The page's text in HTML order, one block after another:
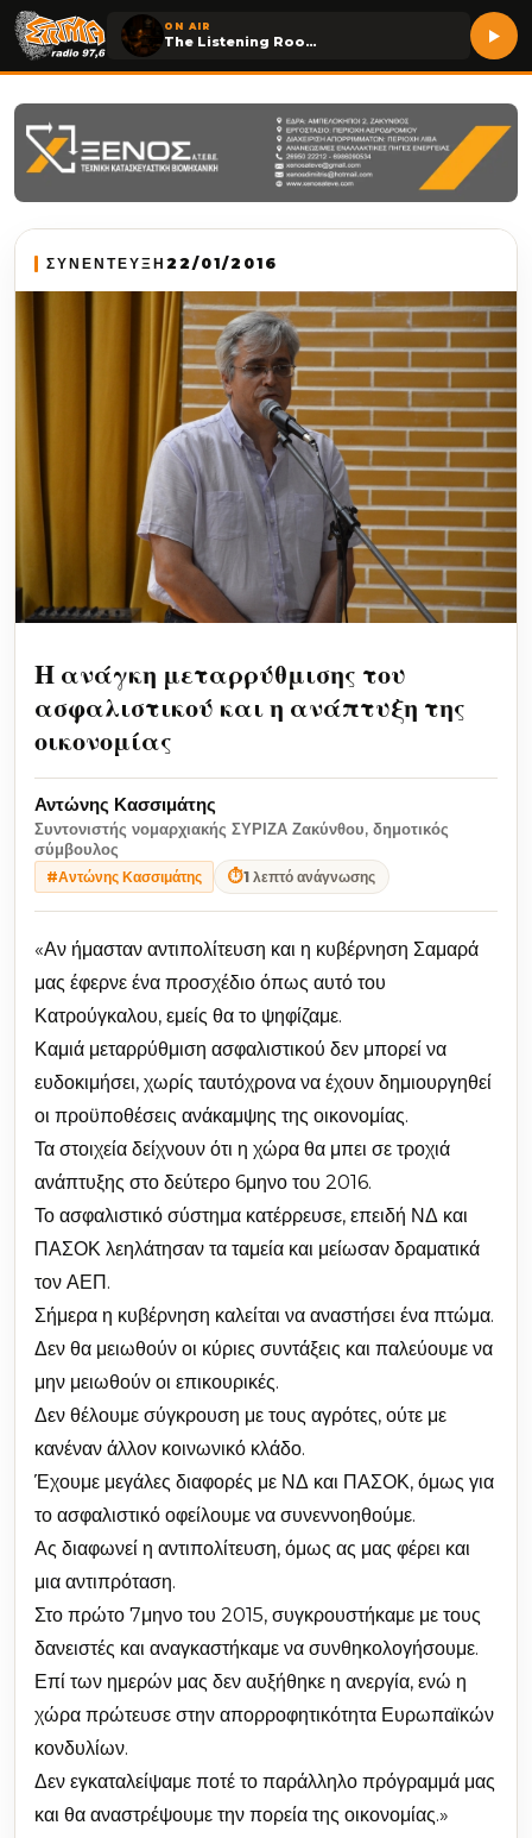
ON AIR
The Listening Room
ΣΥΝΕΝΤΕΥΞΗ 22/01/2016
Η ανάγκη μεταρρύθμισης του
ασφαλιστικού και η ανάπτυξη της
οικονομίας
Αντώνης Κασσιμάτης
Συντονιστής νομαρχιακής ΣΥΡΙΖΑ Ζακύνθου, δημοτικός
σύμβουλος
#Αντώνης Κασσιμάτης ⏱1 λεπτό ανάγνωσης
«Αν ήμασταν αντιπολίτευση και η κυβέρνηση Σαμαρά
μας έφερνε ένα προσχέδιο όπως αυτό του
Κατρούγκαλου, εμείς θα το ψηφίζαμε.
Καμιά μεταρρύθμιση ασφαλιστικού δεν μπορεί να
ευδοκιμήσει, χωρίς ταυτόχρονα να έχουν δημιουργηθεί
οι προϋποθέσεις ανάκαμψης της οικονομίας.
Τα στοιχεία δείχνουν ότι η χώρα θα μπει σε τροχιά
ανάπτυξης στο δεύτερο 6μηνο του 2016.
Το ασφαλιστικό σύστημα κατέρρευσε, επειδή ΝΔ και
ΠΑΣΟΚ λεηλάτησαν τα ταμεία και μείωσαν δραματικά
τον ΑΕΠ.
Σήμερα η κυβέρνηση καλείται να αναστήσει ένα πτώμα.
Δεν θα μειωθούν οι κύριες συντάξεις και παλεύουμε να
μην μειωθούν οι επικουρικές.
Δεν θέλουμε σύγκρουση με τους αγρότες, ούτε με
κανέναν άλλον κοινωνικό κλάδο.
Έχουμε μεγάλες διαφορές με ΝΔ και ΠΑΣΟΚ, όμως για
το ασφαλιστικό οφείλουμε να συνεννοηθούμε.
Ας διαφωνεί η αντιπολίτευση, όμως ας μας φέρει και
μια αντιπρόταση.
Στο πρώτο 7μηνο του 2015, συγκρουστήκαμε με τους
δανειστές και αναγκαστήκαμε να συνθηκολογήσουμε.
Επί των ημερών μας δεν αυξήθηκε η ανεργία, ενώ η
χώρα πρώτευσε στην απορροφητικότητα Ευρωπαϊκών
κονδυλίων.
Δεν εγκαταλείψαμε ποτέ το παράλληλο πρόγραμμά μας
και θα αναστρέψουμε την πορεία της οικονομίας.»